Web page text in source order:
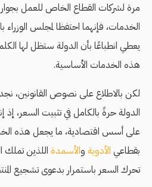
مرة لشركات القطاع الخاص للعمل
الخدمات، فإنهما احتفظا لمجلس الوزراء
يعطي انطباعًا بأن الدولة ستظل لها
هذه الخدمات الأساسية.
لكن بالاطلاع على نصوص القانونين،
الدولة حرةً بالكامل في تثبيت السعر، إذ
على أسس اقتصادية، ما يجعل هذه
بقطاعي الأدوية والأسمدة اللذين تملك
تحرك السعر باستمرار بدعوى تشجيع